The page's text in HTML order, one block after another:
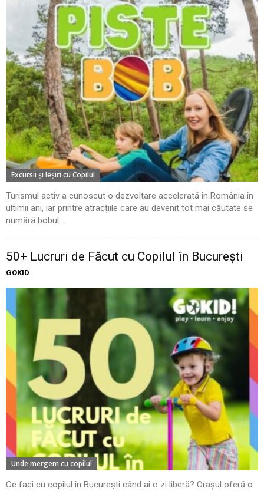
Excursii şi Ieşiri cu Copilul
Turismul activ a cunoscut o dezvoltare accelerată în România în
ultimii ani, iar printre atracțiile care au devenit tot mai căutate se
numără bobul...
50+ Lucruri de Făcut cu Copilul în București
GOKID
Unde mergem cu copilul
Ce faci cu copilul în București când ai o zi liberă? Orașul oferă o